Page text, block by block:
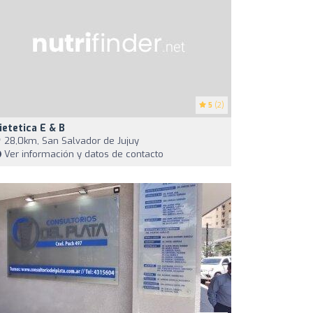
5 (2)
E & B
28,0km, San Salvador de Jujuy
Ver información y datos de contacto